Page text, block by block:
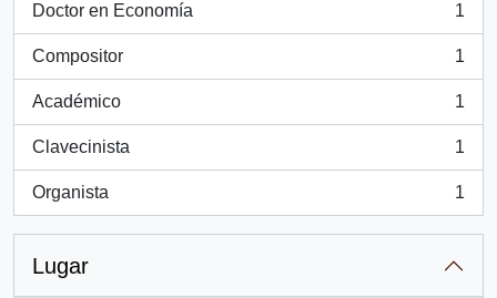
Doctor en Economía
, 1 resultados
1
Compositor
, 1 resultados
1
Académico
, 1 resultados
1
Clavecinista
, 1 resultados
1
Organista
, 1 resultados
1
Lugar